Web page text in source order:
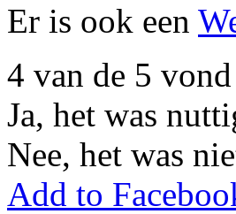
Er is ook een
4 van de 5
Ja, het was
Nee, het was
Add to